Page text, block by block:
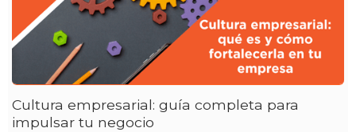
Cultura empresarial: guía completa para
impulsar tu negocio